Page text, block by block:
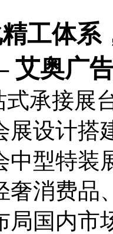
工体系
奥广
承接展
展设计搭
中型特装
奢消费品
局国内市